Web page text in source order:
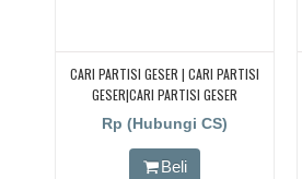
CARI PARTISI GESER | CARI PARTISI
GESER|CARI PARTISI GESER
Rp (Hubungi CS)
Beli